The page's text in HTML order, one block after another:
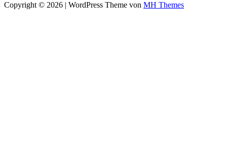
Copyright © 2026 | WordPress Theme von MH Themes